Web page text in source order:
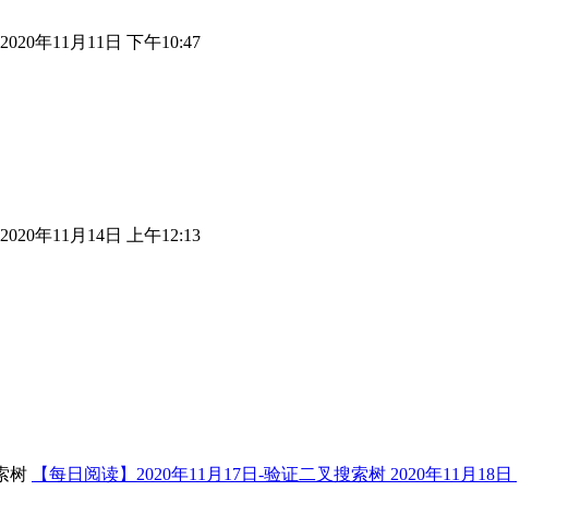
2020年11月11日 下午10:47
2020年11月14日 上午12:13
【每日阅读】2020年11月17日-验证二叉搜索树 2020年11月18日